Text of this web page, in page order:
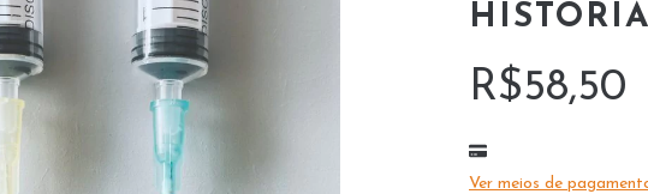
R$58,50
Ver meios de